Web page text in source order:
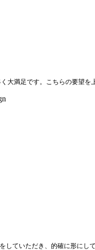
大満足です。こちらの要望
していただき、的確に形に